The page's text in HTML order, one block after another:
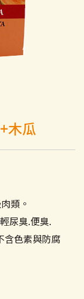
木瓜
類。
尿臭.便臭.
含色素與防腐